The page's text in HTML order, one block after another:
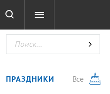
ТЕСТЫ
ПРАЗДНИКИ
Все